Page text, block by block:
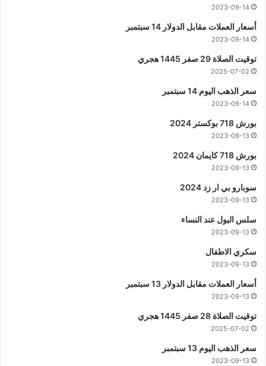
2023-09-14
أسعار العملات مقابل الدولار 14 سبتمبر
2023-09-14
توقيت الصلاة 29 صفر 1445 هجري
2025-07-02
سعر الذهب اليوم 14 سبتمبر
2023-09-14
بورش 718 بوكستر 2024
2023-09-13
بورش 718 كايمان 2024
2023-09-13
سوبارو بي ار زد 2024
2023-09-13
سلس البول عند النساء
2023-09-13
سكري الاطفال
2023-09-13
أسعار العملات مقابل الدولار 13 سبتمبر
2023-09-13
توقيت الصلاة 28 صفر 1445 هجري
2025-07-02
سعر الذهب اليوم 13 سبتمبر
2023-09-13